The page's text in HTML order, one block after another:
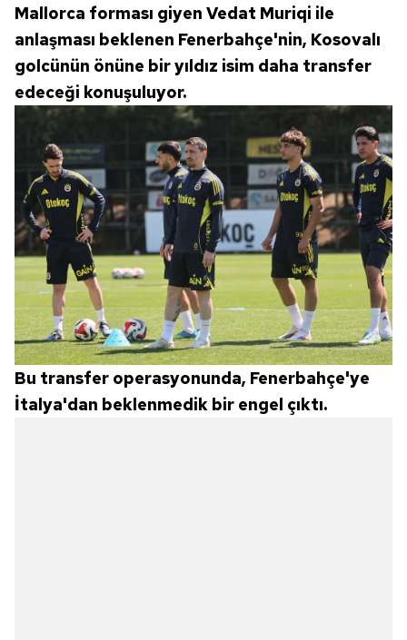
Mallorca forması giyen Vedat Muriqi ile
anlaşması beklenen Fenerbahçe'nin, Kosovalı
golcünün önüne bir yıldız isim daha transfer
edeceği konuşuluyor.
Bu transfer operasyonunda, Fenerbahçe'ye
İtalya'dan beklenmedik bir engel çıktı.